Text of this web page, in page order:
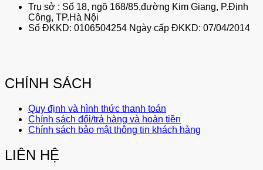
Trụ sở : Số 18, ngõ 168/85,đường Kim Giang, P.Định
Công, TP.Hà Nội
Số ĐKKD: 0106504254 Ngày cấp ĐKKD: 07/04/2014
CHÍNH SÁCH
Quy định và hình thức thanh toán
Chính sách đổi/trả hàng và hoàn tiền
Chính sách bảo mật thông tin khách hàng
LIÊN HỆ